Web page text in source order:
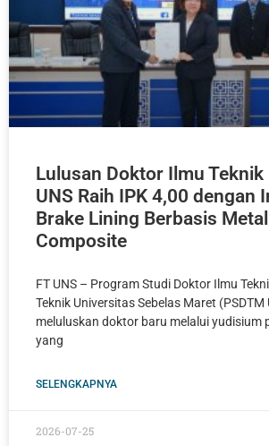
Lulusan Doktor Ilmu Teknik
UNS Raih IPK 4,00 dengan
Brake Lining Berbasis
Composite
FT UNS – Program Studi Doktor Ilmu
Teknik Universitas Sebelas Maret (PSDTM
meluluskan doktor baru melalui yudisium
yang
SELENGKAPNYA
2026-07-25